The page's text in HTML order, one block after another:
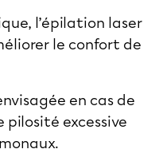
l’épilation laser
le confort de
en cas de
pilosité excessive